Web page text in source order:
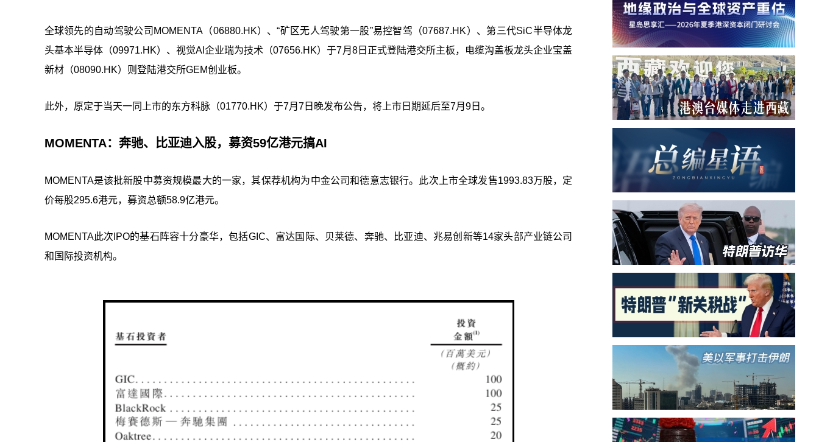
全球领先的自动驾驶公司MOMENTA（06880.HK）、“矿区无人驾驶第一股”易控智驾（07687.HK）、第三代SiC半导体龙
头基本半导体（09971.HK）、视觉AI企业瑞为技术（07656.HK）于7月8日正式登陆港交所主板，电缆沟盖板龙头企业宝盖
新材（08090.HK）则登陆港交所GEM创业板。
此外，原定于当天一同上市的东方科脉（01770.HK）于7月7日晚发布公告，将上市日期延后至7月9日。
MOMENTA：奔驰、比亚迪入股，募资59亿港元搞AI
MOMENTA是该批新股中募资规模最大的一家，其保荐机构为中金公司和德意志银行。此次上市全球发售1993.83万股，定
价每股295.6港元，募资总额58.9亿港元。
MOMENTA此次IPO的基石阵容十分豪华，包括GIC、富达国际、贝莱德、奔驰、比亚迪、兆易创新等14家头部产业链公司
和国际投资机构。